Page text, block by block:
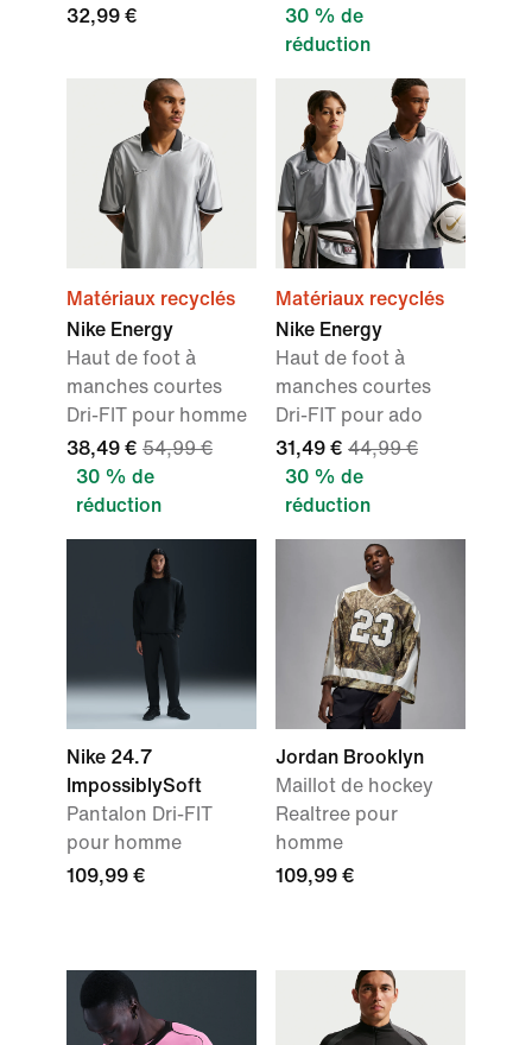
32,99 €
30 % de
réduction
Matériaux recyclés
Nike Energy
Haut de foot à
manches courtes
Dri-FIT pour homme
38,49 € 54,99 €
30 % de
réduction
Matériaux recyclés
Nike Energy
Haut de foot à
manches courtes
Dri-FIT pour ado
31,49 € 44,99 €
30 % de
réduction
Nike 24.7
ImpossiblySoft
Pantalon Dri-FIT
pour homme
109,99 €
Jordan Brooklyn
Maillot de hockey
Realtree pour
homme
109,99 €